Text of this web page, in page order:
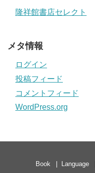
隆祥館書店セレクト
メタ情報
ログイン
投稿フィード
コメントフィード
WordPress.org
Book Language